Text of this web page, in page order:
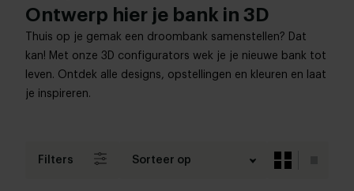
Ontwerp hier je bank in 3D
Thuis op je gemak een droombank samenstellen? Dat
kan! Met onze 3D configurators wek je je nieuwe bank tot
leven. Ontdek alle designs, opstellingen en kleuren en laat
je inspireren.
Filters Sorteer op